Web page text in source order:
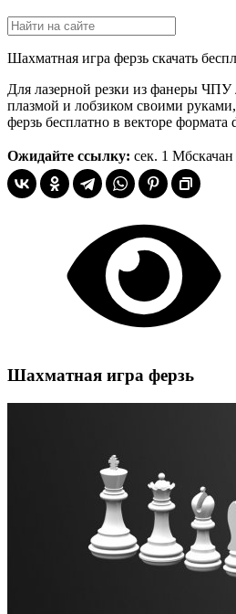
Шахматная игра ферзь скачать
Для лазерной резки из фанеры ЧПУ
плазмой и лобзиком своими
ферзь бесплатно в векторе формата
Ожидайте ссылку: сек. 1 Мб
Шахматная игра ферзь